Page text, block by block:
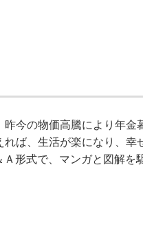
今の物価高騰により年
ば、生活が楽になり、幸
形式で、マンガと図解を